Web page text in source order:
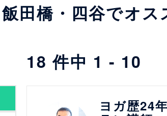
田橋・四谷でオ
18 件中 1 - 10
ヨガ歴24